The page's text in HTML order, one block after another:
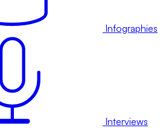
Infographies
Interviews